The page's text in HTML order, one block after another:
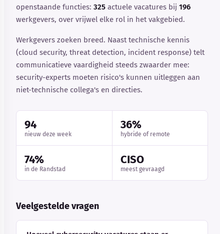
openstaande functies: 325 actuele vacatures bij 196
werkgevers, over vrijwel elke rol in het vakgebied.
Werkgevers zoeken breed. Naast technische kennis
(cloud security, threat detection, incident response) telt
communicatieve vaardigheid steeds zwaarder mee:
security-experts moeten risico's kunnen uitleggen aan
niet-technische collega's en directies.
94
nieuw deze week
36%
hybride of remote
74%
in de Randstad
CISO
meest gevraagd
Veelgestelde vragen